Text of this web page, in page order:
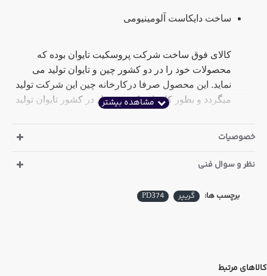
ساخت دایکاست آلومینیومی
کالای فوق ساخت شرکت پروسکیت تایوان بوده که
محصولات خود را در دو کشور چین و تایوان تولید می
نماید. این محصول صرفا درکارخانه چین این شرکت تولید
میگردد و بطور کلی این کد محصول در کشور تایوان تولید
خصوصیات
نظر و سوال فنی
برچسب ها: گریپر PD374
کالاهای مرتبط